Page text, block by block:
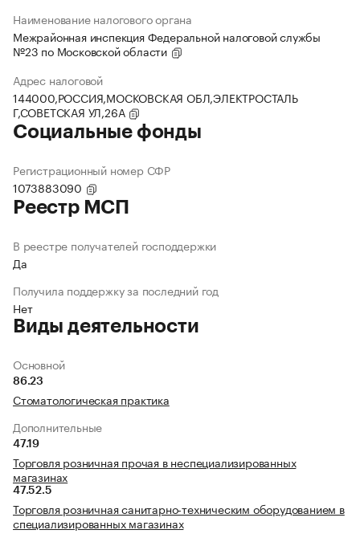
Наименование налогового органа
Межрайонная инспекция Федеральной налоговой службы
№23 по Московской области
Адрес налоговой
144000,РОССИЯ,МОСКОВСКАЯ ОБЛ,ЭЛЕКТРОСТАЛЬ
Г,СОВЕТСКАЯ УЛ,26А
Социальные фонды
Регистрационный номер СФР
1073883090
Реестр МСП
В реестре получателей господдержки
Да
Получила поддержку за последний год
Нет
Виды деятельности
Основной
86.23
Стоматологическая практика
Дополнительные
47.19
Торговля розничная прочая в неспециализированных
магазинах
47.52.5
Торговля розничная санитарно-техническим оборудованием в
специализированных магазинах